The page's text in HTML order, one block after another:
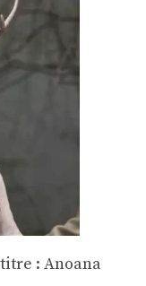
: Anoana